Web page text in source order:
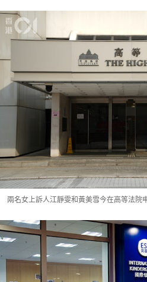
兩名女上訴人江靜雯和黃美雪今在高等法院